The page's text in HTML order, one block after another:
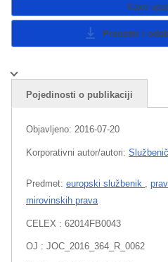
Kako
Preuzmi i
Pojedinosti o publikaciji
Objavljeno: 2016-07-20
Korporativni autor/autori:
Predmet: europski službenik
mirovinskih prava
CELEX : 62014FB0043
OJ : JOC_2016_364_R_0062